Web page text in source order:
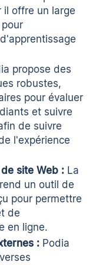
il offre un large
propose des
robustes,
pour évaluer
et suivre
de suivre
l'expérience
site Web : La
un outil de
pour permettre
de
en ligne.
: Podia